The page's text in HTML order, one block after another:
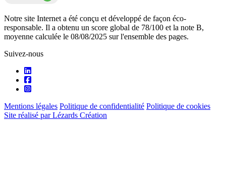
Notre site Internet a été conçu et développé de façon éco-
responsable. Il a obtenu un score global de 78/100 et la note B,
moyenne calculée le 08/08/2025 sur l'ensemble des pages.
Suivez-nous
Mentions légales Politique de confidentialité Politique de cookies
Site réalisé par Lézards Création